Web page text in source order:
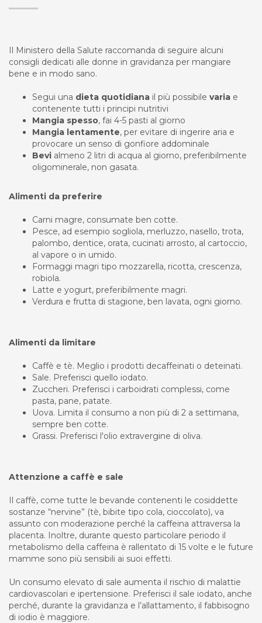
Il Ministero della Salute raccomanda di seguire alcuni
consigli dedicati alle donne in gravidanza per mangiare
bene e in modo sano.
Segui una dieta quotidiana il più possibile varia e
contenente tutti i principi nutritivi
Mangia spesso, fai 4-5 pasti al giorno
Mangia lentamente, per evitare di ingerire aria e
provocare un senso di gonfiore addominale
Bevi almeno 2 litri di acqua al giorno, preferibilmente
oligominerale, non gasata.
Alimenti da preferire
Carni magre, consumate ben cotte.
Pesce, ad esempio sogliola, merluzzo, nasello, trota,
palombo, dentice, orata, cucinati arrosto, al cartoccio,
al vapore o in umido.
Formaggi magri tipo mozzarella, ricotta, crescenza,
robiola.
Latte e yogurt, preferibilmente magri.
Verdura e frutta di stagione, ben lavata, ogni giorno.
Alimenti da limitare
Caffè e tè. Meglio i prodotti decaffeinati o deteinati.
Sale. Preferisci quello iodato.
Zuccheri. Preferisci i carboidrati complessi, come
pasta, pane, patate.
Uova. Limita il consumo a non più di 2 a settimana,
sempre ben cotte.
Grassi. Preferisci l'olio extravergine di oliva.
Attenzione a caffè e sale
Il caffè, come tutte le bevande contenenti le cosiddette
sostanze “nervine” (tè, bibite tipo cola, cioccolato), va
assunto con moderazione perché la caffeina attraversa la
placenta. Inoltre, durante questo particolare periodo il
metabolismo della caffeina è rallentato di 15 volte e le future
mamme sono più sensibili ai suoi effetti.
Un consumo elevato di sale aumenta il rischio di malattie
cardiovascolari e ipertensione. Preferisci il sale iodato, anche
perché, durante la gravidanza e l’allattamento, il fabbisogno
di iodio è maggiore.